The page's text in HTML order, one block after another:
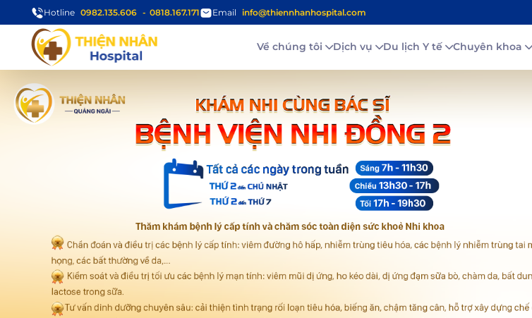
Hotline 0982.135.606 0818.167.171 Email info@thiennhanhospital.com
Về chúng tôi Dịch vụ Du lịch Y tế Chuyên khoa